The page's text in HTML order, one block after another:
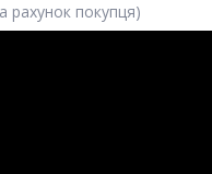
рахунок покупця)